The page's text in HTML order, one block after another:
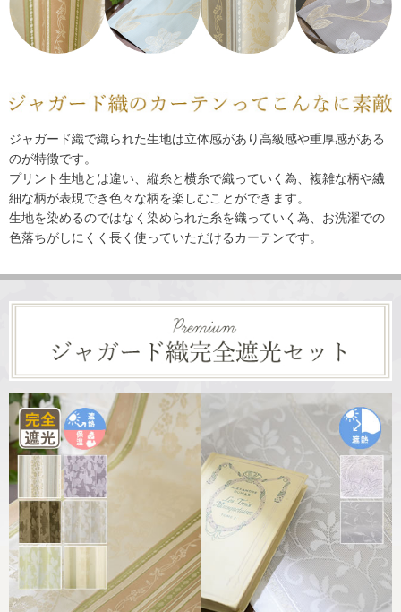
ジャガード織で織られた生地は立体感があり高級感や重厚感がある
のが特徴です。
プリント生地とは違い、縦糸と横糸で織っていく為、 複雑な柄や繊
細な柄が表現でき色々な柄を楽しむことができます。
生地を染めるのではなく染められた糸を織っていく為、 お洗濯での
色落ちがしにくく長く使っていただけるカーテンです。